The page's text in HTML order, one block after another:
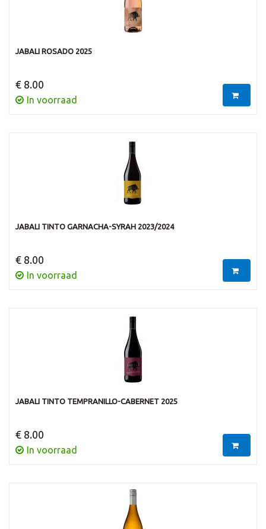
JABALI ROSADO 2025
€ 8.00
In voorraad
JABALI TINTO GARNACHA-SYRAH 2023/2024
€ 8.00
In voorraad
JABALI TINTO TEMPRANILLO-CABERNET 2025
€ 8.00
In voorraad